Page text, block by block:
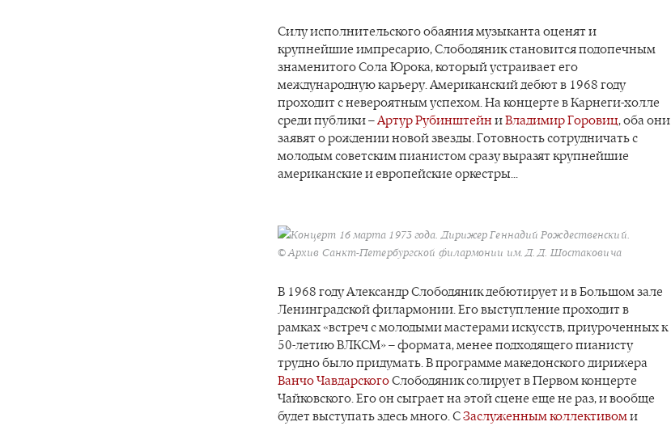
Силу исполнительского обаяния музыканта оценят и
крупнейшие импресарио, Слободяник становится подопечным
знаменитого Сола Юрока, который устраивает его
международную карьеру. Американский дебют в 1968 году
проходит с невероятным успехом. На концерте в Карнеги-холле
среди публики –Артур Рубинштейн иВладимир Горовиц, оба они
заявят о рождении новой звезды. Готовность сотрудничать с
молодым советским пианистом сразу выразят крупнейшие
американские и европейские оркестры...
Концерт 16 марта 1973 года. Дирижер Геннадий Рождественский.
© Архив Санкт-Петербургской филармонии им. Д. Д. Шостаковича
В 1968 году Александр Слободяник дебютирует и в Большом зале
Ленинградской филармонии. Его выступление проходит в
рамках «встреч с молодыми мастерами искусств, приуроченных к
50-летию ВЛКСМ» – формата, менее подходящего пианисту
трудно было придумать. В программе македонского дирижера
Ванчо ЧавдарскогоСлободяник солирует в Первом концерте
Чайковского. Его он сыграет на этой сцене еще не раз, и вообще
будет выступать здесь много. СЗаслуженным коллективоми